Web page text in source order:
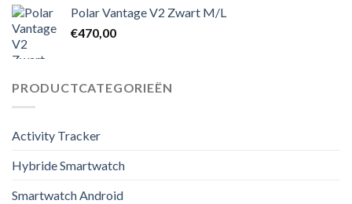
Polar Vantage V2 Zwart M/L
€470,00
PRODUCTCATEGORIEËN
Activity Tracker
Hybride Smartwatch
Smartwatch Android